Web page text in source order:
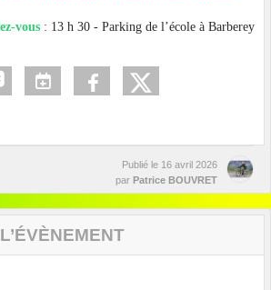
vous : 13 h 30 - Parking de l’école à Barberey
Publié le 16 avril 2026
par Patrice BOUVRET